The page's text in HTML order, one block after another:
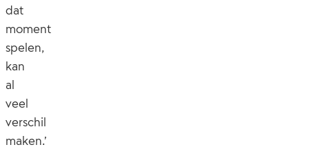
dat
moment
spelen,
kan
al
veel
verschil
maken.’